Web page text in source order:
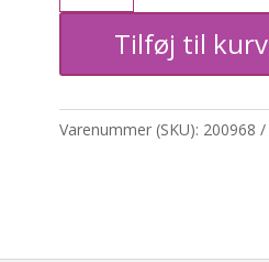
antal
Tilføj til kurv
Varenummer (SKU): 200968